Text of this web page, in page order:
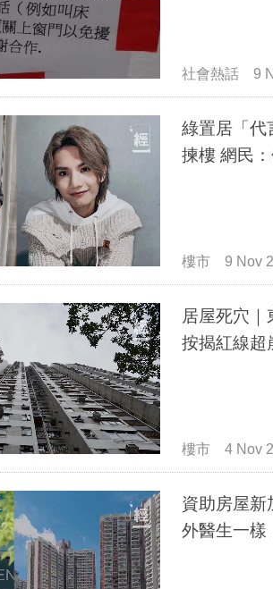
社會熱話 9
綠置居「代
揀樓 網民
樓市 9 Nov
居屋死穴
按揭紅線超
樓市 4 Nov
資助房屋新
外醫生一樣